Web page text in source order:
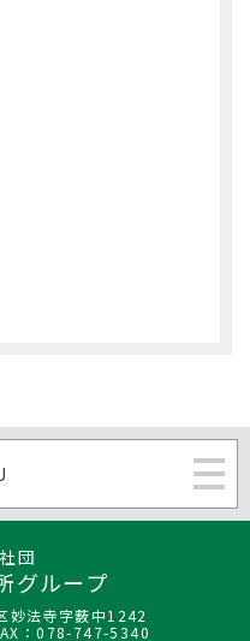
団
グループ
妙法寺字薮中1242
：078-747-5340